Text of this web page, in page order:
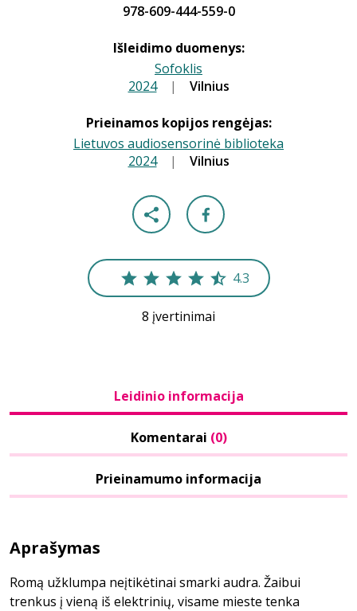
978-609-444-559-0
Išleidimo duomenys:
Sofoklis
2024 | Vilnius
Prieinamos kopijos rengėjas:
Lietuvos audiosensorinė biblioteka
2024 | Vilnius
4.3
8 įvertinimai
Leidinio informacija
Komentarai (0)
Prieinamumo informacija
Aprašymas
Romą užklumpa neįtikėtinai smarki audra. Žaibui
trenkus į vieną iš elektrinių, visame mieste tenka